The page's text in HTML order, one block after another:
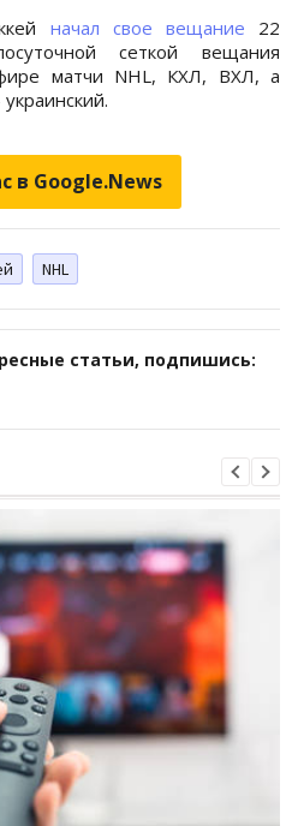
начал свое вещание 22
сеткой вещания
матчи NHL, КХЛ, ВХЛ, а
в Google.News
NHL
статьи, подпишись: